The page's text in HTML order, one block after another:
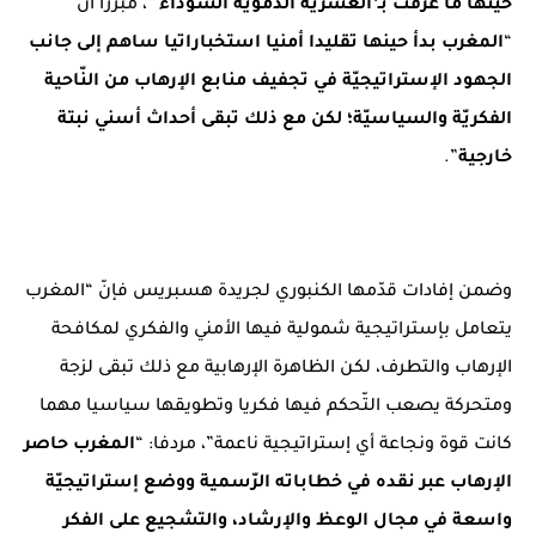
حينها ما عرفت بـ’العشرية الدموية السوداء '”، مبرزاً أنّ
“المغرب بدأ حينها تقليدا أمنيا استخباراتيا ساهم إلى جانب
الجهود الإستراتيجيّة في تجفيف منابع الإرهاب من النّاحية
الفكريّة والسياسيّة؛ لكن مع ذلك تبقى أحداث أسني نبتة
خارجية”.
وضمن إفادات قدّمها الكنبوري لجريدة هسبريس فإنّ “المغرب
يتعامل بإستراتيجية شمولية فيها الأمني والفكري لمكافحة
الإرهاب والتطرف، لكن الظاهرة الإرهابية مع ذلك تبقى لزجة
ومتحركة يصعب التّحكم فيها فكريا وتطويقها سياسيا مهما
كانت قوة ونجاعة أي إستراتيجية ناعمة”، مردفا: “المغرب حاصر
الإرهاب عبر نقده في خطاباته الرّسمية ووضع إستراتيجيّة
واسعة في مجال الوعظ والإرشاد، والتشجيع على الفكر